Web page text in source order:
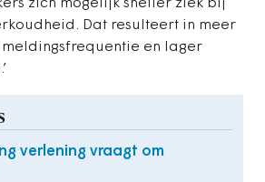
zich mogelijk sneller ziek bij
Dat resulteert in meer
meldingsfrequentie en lager
verlening vraagt om